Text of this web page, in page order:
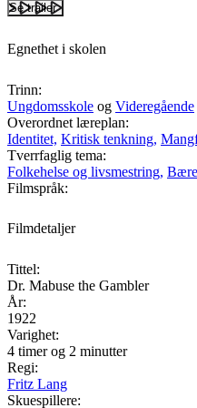
Se trailer
Egnethet i skolen
Trinn:
Ungdomsskole og Videregående
Overordnet læreplan:
Identitet, Kritisk tenkning,
Tverrfaglig tema:
Folkehelse og livsmestring,
Filmspråk:
Filmdetaljer
Tittel:
Dr. Mabuse the Gambler
År:
1922
Varighet:
4 timer og 2 minutter
Regi:
Fritz Lang
Skuespillere: